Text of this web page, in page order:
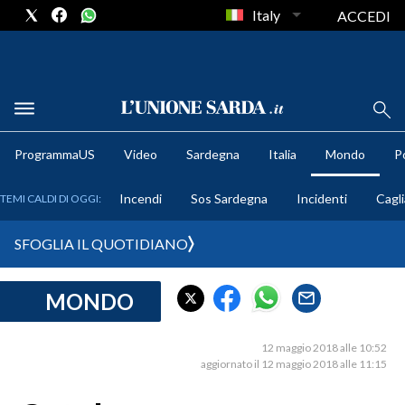
METEO
CRONACA SARDEGNA
Italy ACCEDI
ProgrammaUS Video Sardegna Italia Mondo
TEMI CALDI DI OGGI: Incendi Sos Sardegna Incidenti
SFOGLIA IL QUOTIDIANO
MONDO
12 maggio 2018 alle 10:52
aggiornato il 12 maggio 2018 alle 11:15